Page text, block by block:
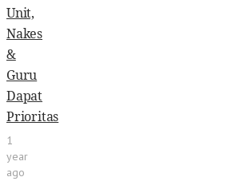
Unit,
Nakes
&
Guru
Dapat
Prioritas
1
year
ago